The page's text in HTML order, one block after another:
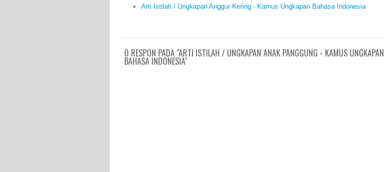
Arti Istilah / Ungkapan Anggur Kering - Kamus Ungkapan Bahasa Indonesia
0 RESPON PADA "ARTI ISTILAH / UNGKAPAN ANAK PANGGUNG - KAMUS UNGKAPAN
BAHASA INDONESIA"